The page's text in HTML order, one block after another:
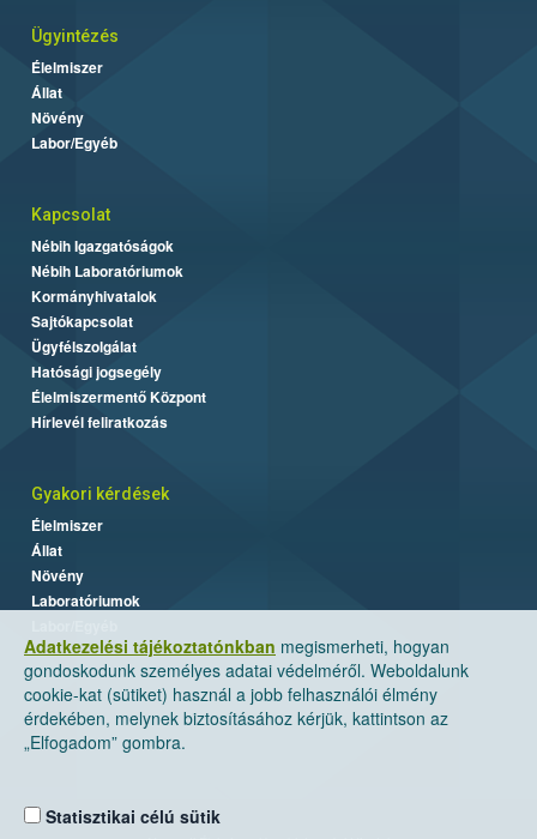
Adatkezelési tájékoztatónkban megismerheti, hogyan
gondoskodunk személyes adatai védelméről. Weboldalunk
cookie-kat (sütiket) használ a jobb felhasználói élmény
érdekében, melynek biztosításához kérjük, kattintson az
„Elfogadom” gombra.
Statisztikai célú sütik
Ügyintézés
Élelmiszer
Állat
Növény
Labor/Egyéb
Kapcsolat
Nébih Igazgatóságok
Nébih Laboratóriumok
Kormányhivatalok
Sajtókapcsolat
Ügyfélszolgálat
Hatósági jogsegély
Élelmiszermentő Központ
Hírlevél feliratkozás
Gyakori kérdések
Élelmiszer
Állat
Növény
Laboratóriumok